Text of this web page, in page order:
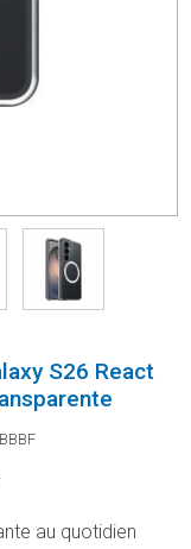
S26 React
au quotidien